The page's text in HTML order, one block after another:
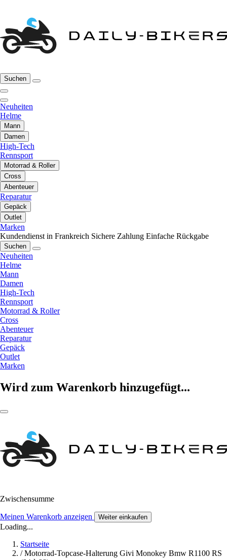
Suchen
Neuheiten
Helme
Mann
Damen
High-Tech
Rennsport
Motorrad & Roller
Cross
Abenteuer
Reparatur
Gepäck
Outlet
Marken
Kundendienst in Frankreich Sichere Zahlung Einfache Rückgabe
Suchen
Neuheiten
Helme
Mann
Damen
High-Tech
Rennsport
Motorrad & Roller
Cross
Abenteuer
Reparatur
Gepäck
Outlet
Marken
Wird zum Warenkorb hinzugefügt...
Zwischensumme
Meinen Warenkorb anzeigen Weiter einkaufen
Loading...
Startseite
/ Motorrad-Topcase-Halterung Givi Monokey Bmw R1100 RS